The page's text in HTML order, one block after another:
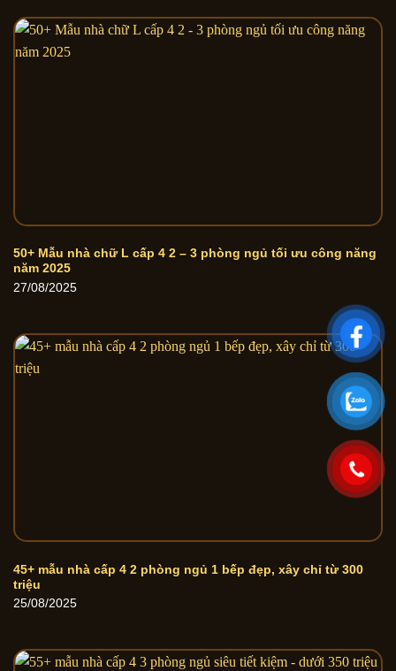
50+ Mẫu nhà chữ L cấp 4 2 – 3 phòng ngủ tối ưu công năng
năm 2025
27/08/2025
45+ mẫu nhà cấp 4 2 phòng ngủ 1 bếp đẹp, xây chỉ từ 300
triệu
25/08/2025